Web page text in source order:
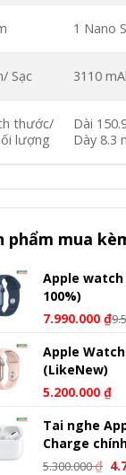
1 Nano
Sạc 3110
thước/
lượng
Dài
Dày 8.3
phẩm mua
Apple watch
100%)
7.990.000 ₫
Apple Watch
(LikeNew)
5.200.000 ₫
Tai nghe
Charge
5.300.000₫